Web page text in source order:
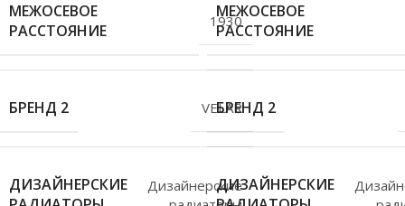
МЕЖОСЕВОЕ
РАССТОЯНИЕ
1930
БРЕНД 2 VELAR
ДИЗАЙНЕРСКИЕ
Дизайнерские
МЕЖОСЕВОЕ
РАССТОЯНИЕ
БРЕНД 2
ДИЗАЙНЕРСКИЕ